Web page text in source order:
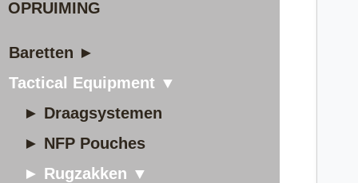
OPRUIMING
Baretten ►
Tactical Equipment ▼
► Draagsystemen
► NFP Pouches
► Rugzakken ▼